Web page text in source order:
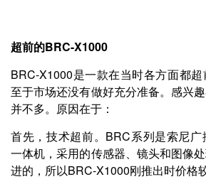
超前的BRC-X1000
BRC-X1000是一款在当时各方面都
至于市场还没有做好充分准备。感兴
并不多。原因在于：
首先，技术超前。BRC系列是索尼
一体机，采用的传感器、镜头和图像
进的，所以BRC-X1000刚推出时价格较